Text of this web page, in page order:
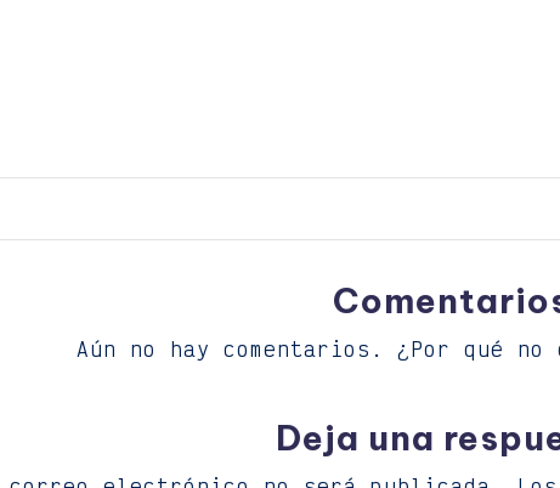
Aún no hay comentarios. ¿Por qué no
Deja una